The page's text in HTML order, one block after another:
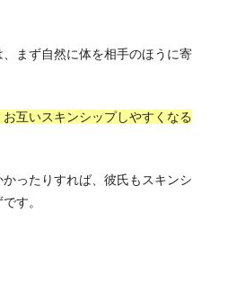
まず自然に体を相手のほうに寄
互いスキンシップしやすくなる
ったりすれば、彼氏もスキンシ
す。